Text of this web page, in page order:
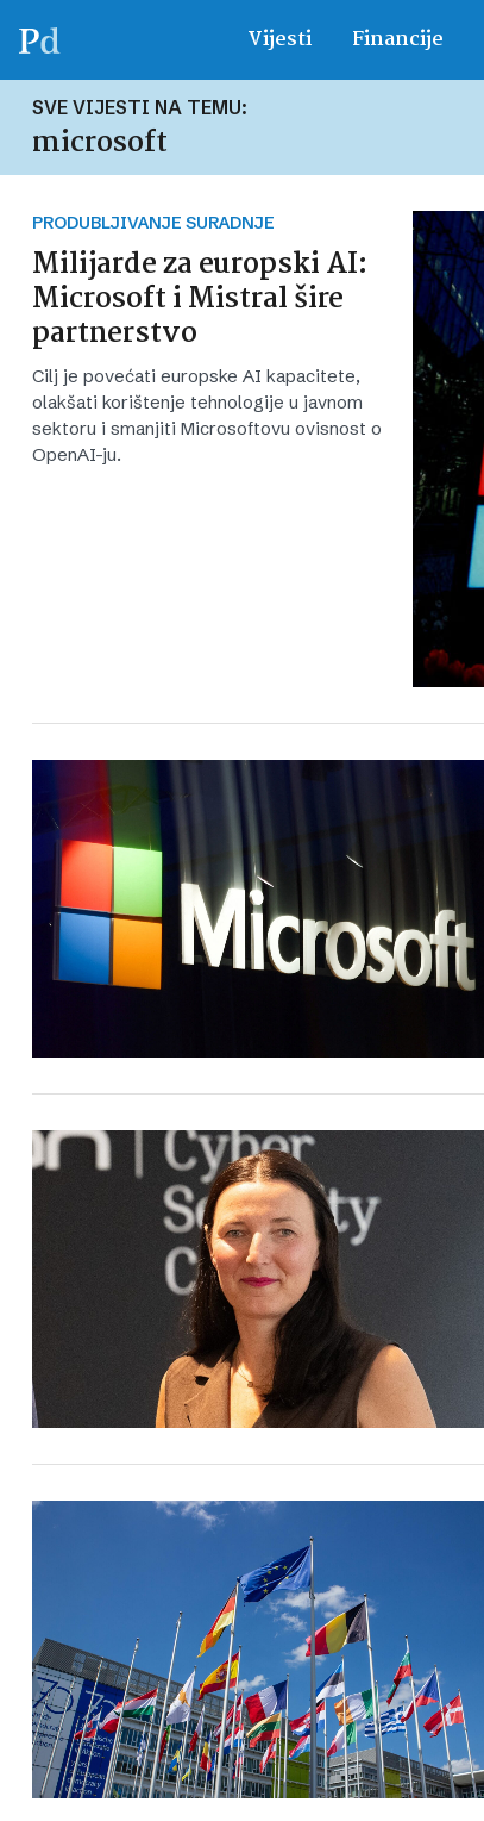
Vijesti Financije
SVE VIJESTI NA TEMU:
microsoft
PRODUBLJIVANJE SURADNJE
Milijarde za europski AI:
Microsoft i Mistral šire
partnerstvo
Cilj je povećati europske AI kapacitete,
olakšati korištenje tehnologije u javnom
sektoru i smanjiti Microsoftovu ovisnost o
OpenAI-ju.